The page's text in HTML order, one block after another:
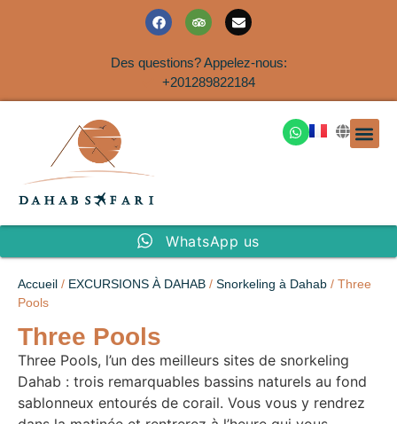
Des questions? Appelez-nous:
+201289822184
WhatsApp us
Accueil / EXCURSIONS À DAHAB / Snorkeling à Dahab / Three
Pools
Three Pools
Three Pools, l’un des meilleurs sites de snorkeling
Dahab : trois remarquables bassins naturels au fond
sablonneux entourés de corail. Vous vous y rendrez